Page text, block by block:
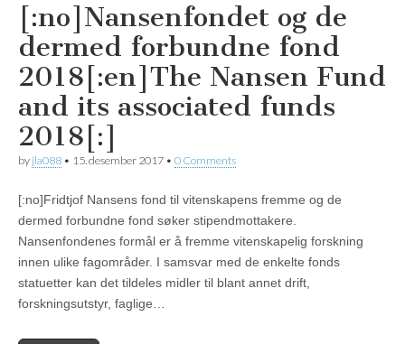
[:no]Nansenfondet og de
dermed forbundne fond
2018[:en]The Nansen Fund
and its associated funds
2018[:]
by jla088 • 15. desember 2017 • 0 Comments
[:no]Fridtjof Nansens fond til vitenskapens fremme og de
dermed forbundne fond søker stipendmottakere.
Nansenfondenes formål er å fremme vitenskapelig forskning
innen ulike fagområder. I samsvar med de enkelte fonds
statuetter kan det tildeles midler til blant annet drift,
forskningsutstyr, faglige…